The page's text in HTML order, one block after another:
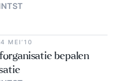
4 MEI‘10
bepalen